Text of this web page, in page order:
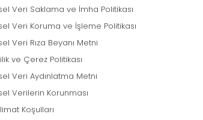
Veri Saklama ve İmha Politikası
Veri Koruma ve İşleme Politikası
Veri Rıza Beyanı Metni
ve Çerez Politikası
Veri Aydınlatma Metni
Verilerin Korunması
Koşulları